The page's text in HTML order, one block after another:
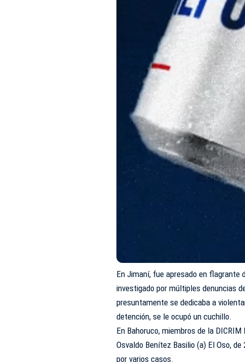
En Jimaní, fue apresado en flagrante
investigado por múltiples denuncias
presuntamente se dedicaba a
detención, se le ocupó un cuchillo.
En Bahoruco, miembros de la
Osvaldo Benítez Basilio (a) El Oso,
por varios casos.